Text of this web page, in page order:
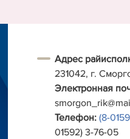
Адрес
231042, г.
Электронная
Телефон: (8-
01592) 3-76-05